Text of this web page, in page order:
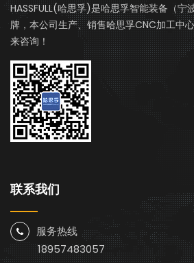
HASSFULL(哈思孚)是哈思孚智能装备（宁
牌，本公司生产、销售哈思孚CNC加工中
来咨询！
联系我们
服务热线
18957483057